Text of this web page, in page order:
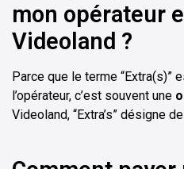
mon opérateur
Videoland ?
Parce que le terme “Extra(s)”
l’opérateur, c’est souvent une
Videoland, “Extra’s” désigne